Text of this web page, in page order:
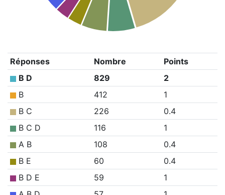
Réponses Nombre
Points
B D
829
2
B
412
1
B C
226
0.4
B C D
116
1
A B
108
0.4
B E
60
0.4
B D E
59
1